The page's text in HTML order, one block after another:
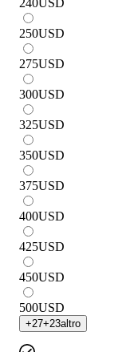
250USD
275USD
300USD
325USD
350USD
375USD
400USD
425USD
450USD
500USD
+27+23altro